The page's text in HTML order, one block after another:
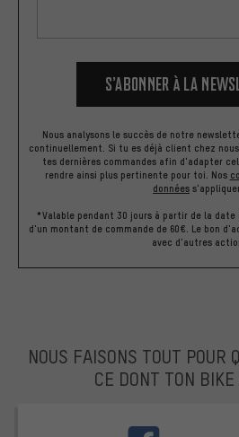
S’abonner à la
Nous analysons le succès de notre
continuellement. Si tu es déjà client chez
tes dernières commandes afin d'adapter
rendre ainsi plus pertinente pour toi. Nos
données
*Valable pendant 30 jours à partir de la
d'un montant de commande de 60€. Le bon
avec d'autres
NOUS FAISONS TOUT POUR
CE DONT TON